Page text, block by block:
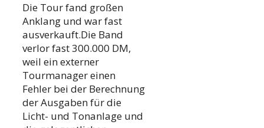
Die Tour fand großen
Anklang und war fast
ausverkauft.Die Band
verlor fast 300.000 DM,
weil ein externer
Tourmanager einen
Fehler bei der Berechnung
der Ausgaben für die
Licht- und Tonanlage und